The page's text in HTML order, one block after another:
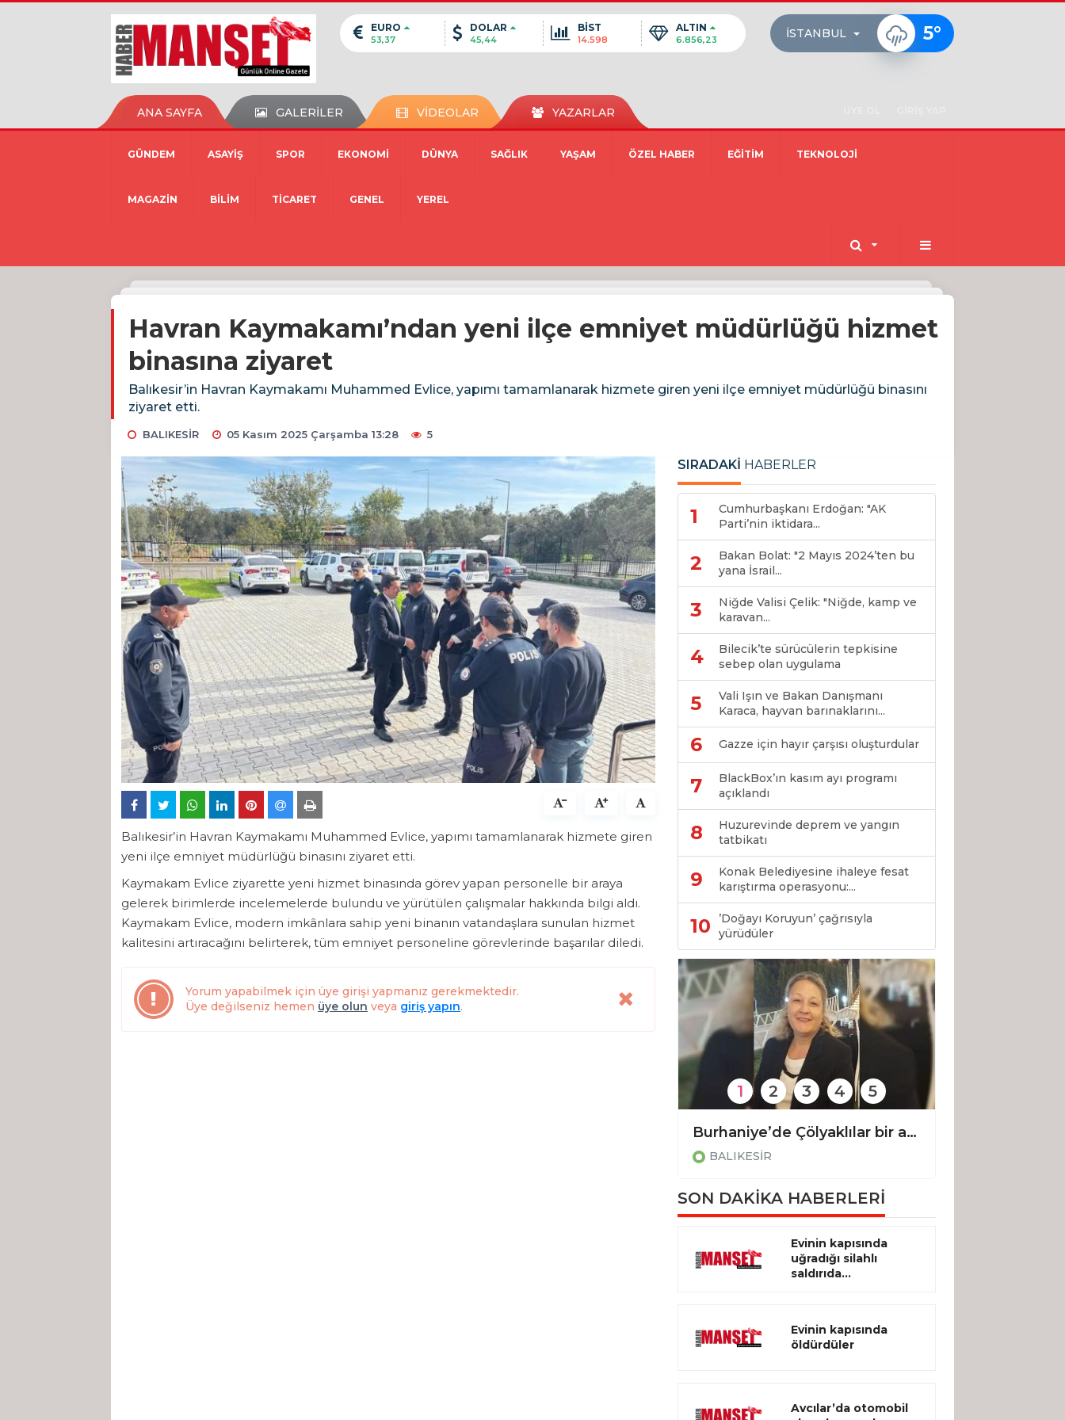
EURO
53,37
DOLAR
45,44
BİST
14.598
ALTIN
6.856,23 İSTANBUL 5°
ANA SAYFA GALERİLER VİDEOLAR YAZARLAR
GÜNDEM ASAYİŞ SPOR EKONOMİ DÜNYA SAĞLIK YAŞAM ÖZEL HABER EĞİTİM TEKNOLOJİ
MAGAZİN BİLİM TİCARET GENEL YEREL
Havran Kaymakamı’ndan yeni ilçe emniyet müdürlüğü hizmet
binasına ziyaret
Balıkesir’in Havran Kaymakamı Muhammed Evlice, yapımı tamamlanarak hizmete giren yeni ilçe emniyet müdürlüğü binasını
ziyaret etti.
BALIKESİR 05 Kasım 2025 Çarşamba 13:28 5
Balıkesir’in Havran Kaymakamı Muhammed Evlice, yapımı tamamlanarak hizmete giren
yeni ilçe emniyet müdürlüğü binasını ziyaret etti.
Kaymakam Evlice ziyarette yeni hizmet binasında görev yapan personelle bir araya
gelerek birimlerde incelemelerde bulundu ve yürütülen çalışmalar hakkında bilgi aldı.
Kaymakam Evlice, modern imkânlara sahip yeni binanın vatandaşlara sunulan hizmet
kalitesini artıracağını belirterek, tüm emniyet personeline görevlerinde başarılar diledi.
Yorum yapabilmek için üye girişi yapmanız gerekmektedir.
Üye değilseniz hemen üye olun veya giriş yapın.
SIRADAKİ HABERLER
1
Cumhurbaşkanı Erdoğan: "AK
Parti’nin iktidara...
2
Bakan Bolat: "2 Mayıs 2024’ten bu
yana İsrail...
3
Niğde Valisi Çelik: "Niğde, kamp ve
karavan...
4
Bilecik’te sürücülerin tepkisine
sebep olan uygulama
5
Vali Işın ve Bakan Danışmanı
Karaca, hayvan barınaklarını...
6 Gazze için hayır çarşısı oluşturdular
7
BlackBox’ın kasım ayı programı
açıklandı
8
Huzurevinde deprem ve yangın
tatbikatı
9
Konak Belediyesine ihaleye fesat
karıştırma operasyonu:...
10
’Doğayı Koruyun’ çağrısıyla
yürüdüler
Burhaniye’de Çölyaklılar bir araya geliyor
BALIKESİR
1 2 3 4 5
SON DAKİKA HABERLERİ
Evinin kapısında
uğradığı silahlı
saldırıda...
Evinin kapısında
öldürdüler
Avcılar’da otomobil